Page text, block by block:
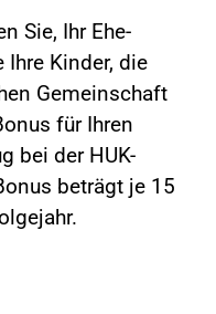
Sie, Ihr Ehe-
Kinder, die
Gemeinschaft
für Ihren
bei der HUK-
beträgt je 15